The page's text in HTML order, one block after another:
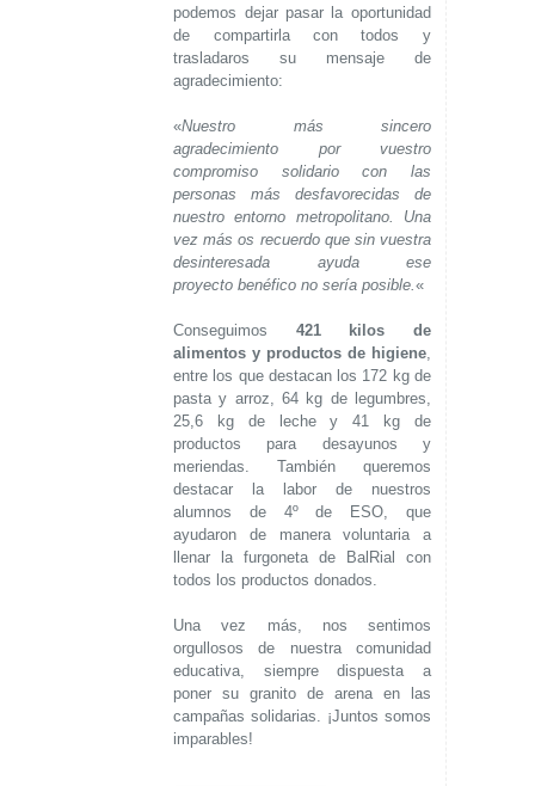
podemos dejar pasar la oportunidad
de compartirla con todos y
trasladaros su mensaje de
agradecimiento:
«Nuestro más sincero
agradecimiento por vuestro
compromiso solidario con las
personas más desfavorecidas de
nuestro entorno metropolitano. Una
vez más os recuerdo que sin vuestra
desinteresada ayuda ese
proyecto benéfico no sería posible.«
Conseguimos 421 kilos de
alimentos y productos de higiene,
entre los que destacan los 172 kg de
pasta y arroz, 64 kg de legumbres,
25,6 kg de leche y 41 kg de
productos para desayunos y
meriendas. También queremos
destacar la labor de nuestros
alumnos de 4º de ESO, que
ayudaron de manera voluntaria a
llenar la furgoneta de BalRial con
todos los productos donados.
Una vez más, nos sentimos
orgullosos de nuestra comunidad
educativa, siempre dispuesta a
poner su granito de arena en las
campañas solidarias. ¡Juntos somos
imparables!